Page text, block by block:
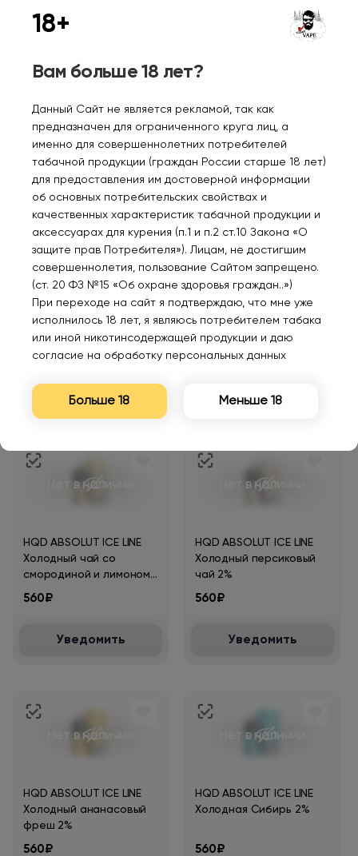
морс 2%
HQD ABSOLUT SOUR LINE
леденцы 2%
Уведомить
Нет в наличии
HQD ABSOLUT SOUR LINE
Кислый гранатовый сок
смородина лимон 2%
Нет в наличии
HQD ABSOLUT ICE LINE
Чистый холод 2%
560₽
Нет в наличии
HQD ABSOLUT ICE LINE
Холодный чай со
смородиной и лимоном
2%
560₽
Уведомить
Нет в наличии
HQD ABSOLUT ICE LINE
Холодный персиковый
чай 2%
560₽
Уведомить
Нет в наличии
HQD ABSOLUT ICE LINE
Холодный ананасовый
фреш 2%
560₽
Нет в наличии
HQD ABSOLUT ICE LINE
Холодная Сибирь 2%
560₽
18+
Вам больше 18 лет?
Данный Сайт не является рекламой, так как
предназначен для ограниченного круга лиц, а
именно для совершеннолетних потребителей
табачной продукции (граждан России старше 18 лет)
для предоставления им достоверной информации
об основных потребительских свойствах и
качественных характеристик табачной продукции и
аксессуарах для курения (п.1 и п.2 ст.10 Закона «О
защите прав Потребителя»). Лицам, не достигшим
совершеннолетия, пользование Сайтом запрещено.
(ст. 20 ФЗ №15 «Об охране здоровья граждан..»)
При переходе на сайт я подтверждаю, что мне уже
исполнилось 18 лет, я являюсь потребителем табака
или иной никотинсодержащей продукции и даю
согласие на обработку персональных данных
Больше 18 Меньше 18